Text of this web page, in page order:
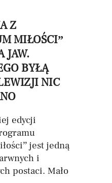
Z
MIŁOŚCI”
JAW.
BYŁĄ
NIC
edycji
jest jedną
i
postaci. Mało